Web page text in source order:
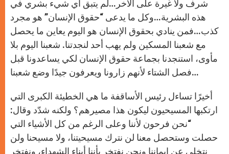
شرف ولا غيرة على الآخر…لم يتبق أي شيء بشري في
هذه البشرية…وكل ما يدعى “حقوق الإنسان” هو مجرد
كذب…فمن ينادي بحقوق الإنسان هو اليوم يعاين ما يحصل
مع شعبنا المسكين ولم يهب أحد لنجدتنا. شعبنا اليوم بلا
مأوى، استنجدنا بجماعة حقوق الإنسان لكي يساعدونا قبل
فصل الشتاء لأنهم زارونا ويعرفون جيدًا وضع شعبنا…
أخيرًا تساءل رئيس الأساقفة ما هي الخطيئة الكبرى التي
ارتكبها المسيحيون ليكون هذا مصيرهم؟ ولكنه شدّد وقال:
“نحن فرحون لأننا وعلى الرغم من كل الأشياء التي
حصلت وستحصل معنا لن نترك مسيحيتنا، ولا مسيحنا ولن
نتخلى عن إيماننا ونحن نفتخر بأننا أبناء الشهداء، ونفتخر